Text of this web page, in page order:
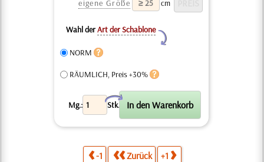
eigene Größe
cm
Wahl derArt der Schablone
Y
NORM
RÄUMLICH, Preis +30%
Mg.: Stk.
X
-1 Zurück +1